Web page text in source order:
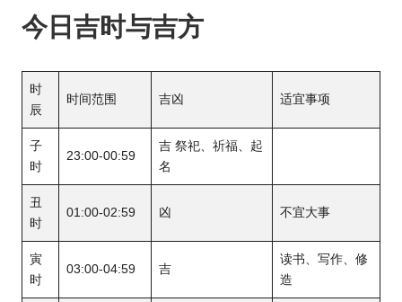
今日吉时与吉方
时
辰
时间范围 吉凶 适宜事项
子
时
23:00-00:59
吉 祭祀、祈福、起
名
丑
时
01:00-02:59 凶 不宜大事
寅
时
03:00-04:59 吉
读书、写作、修
造